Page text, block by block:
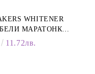
WHITENER
МАРАТОНКИ,
11.72лв.